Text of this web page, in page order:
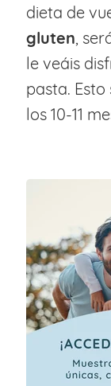
dieta de
gluten ,
le veáis
pasta.
los 10-11